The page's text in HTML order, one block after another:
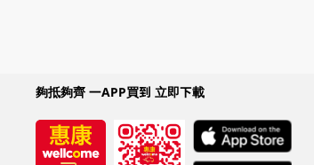
夠抵夠齊 一APP買到 立即下載